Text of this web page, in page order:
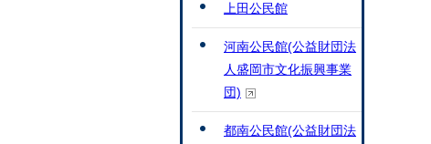
上田公民館
河南公民館(公益財団法
人盛岡市文化振興事業
団)
都南公民館(公益財団法